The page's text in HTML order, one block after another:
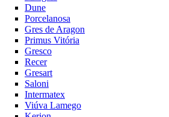
Dune
Porcelanosa
Gres de Aragon
Primus Vitória
Gresco
Recer
Gresart
Saloni
Intermatex
Viúva Lamego